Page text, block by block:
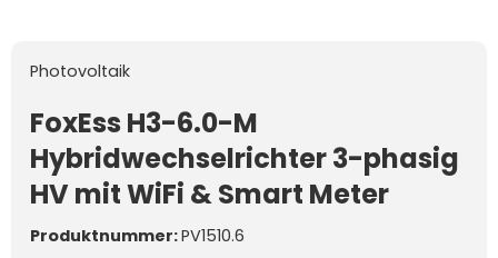
Photovoltaik
FoxEss H3-6.0-M
Hybridwechselrichter 3-phasig
HV mit WiFi & Smart Meter
Produktnummer:PV1510.6